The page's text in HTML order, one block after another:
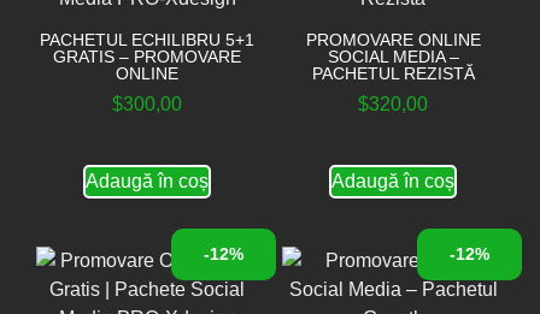
PACHETUL ECHILIBRU 5+1
GRATIS – PROMOVARE
ONLINE
$300,00
Adaugă în coș
PROMOVARE ONLINE
SOCIAL MEDIA –
PACHETUL REZISTĂ
$320,00
Adaugă în coș
-12% -12%